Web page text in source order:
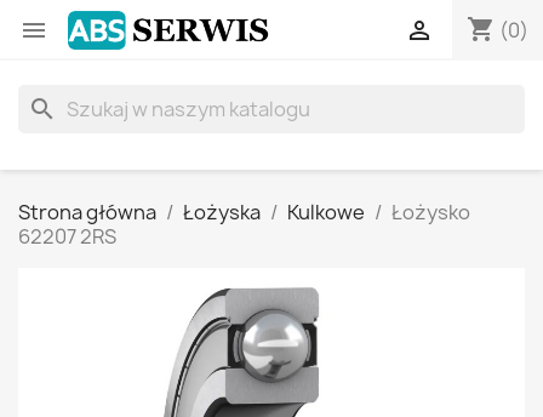
 shopping_cart (0)

search
Strona główna Łożyska Kulkowe
Łożysko
62207 2RS